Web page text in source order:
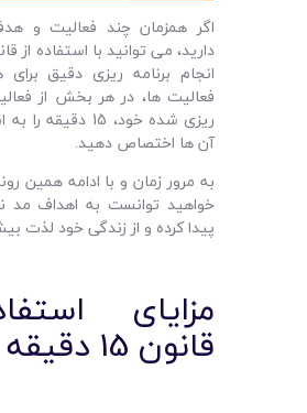
اگر همزمان چند فعالیت و
انجام برنامه ریزی دقیق
فعالیت ها، در هر بخش از
ریزی شده خود، 15
آن ها اختصاص دهید.
به مرور زمان و با ادامه همین
خواهید توانست به اهداف
پیدا کرده و از زندگی خود لذت
مزایای
قانون 15 دقیقه